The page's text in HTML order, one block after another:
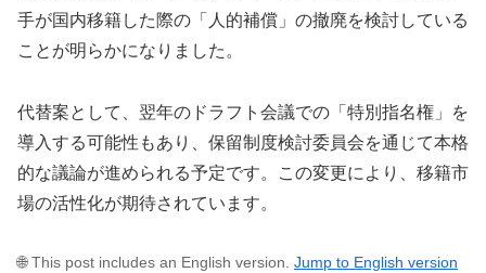
手が国内移籍した際の「人的補償」の撤廃を検討している
ことが明らかになりました。
代替案として、翌年のドラフト会議での「特別指名権」を
導入する可能性もあり、保留制度検討委員会を通じて本格
的な議論が進められる予定です。この変更により、移籍市
場の活性化が期待されています。
🌐 This post includes an English version. Jump to English version